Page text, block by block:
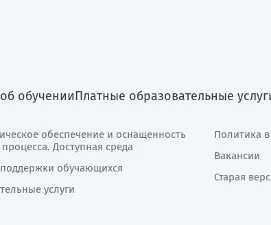
обученииПлатные образовательные
обеспечение и оснащенность
Доступная среда
обучающихся
услуги
Политика
Вакансии
Старая